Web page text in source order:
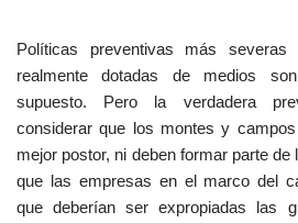
Políticas preventivas más
realmente dotadas de medios
supuesto. Pero la verdadera
considerar que los montes y
mejor postor, ni deben formar parte
que las empresas en el marco del
que deberían ser expropiadas las